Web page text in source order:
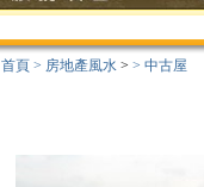
首頁 > 房地產風水 > > 中古屋